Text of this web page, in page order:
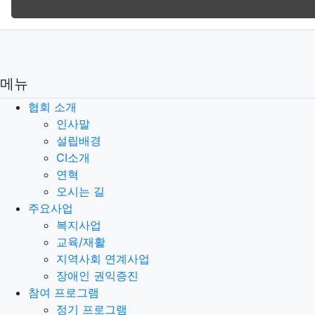
메뉴
협회 소개
인사말
설립배경
CI소개
연혁
오시는 길
주요사업
복지사업
교육/재활
지역사회 연계사업
장애인 권익증진
참여 프로그램
정기 프로그램